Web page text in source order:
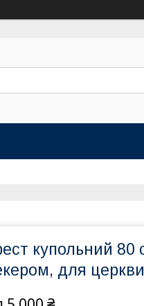
купольний 80
для церкви